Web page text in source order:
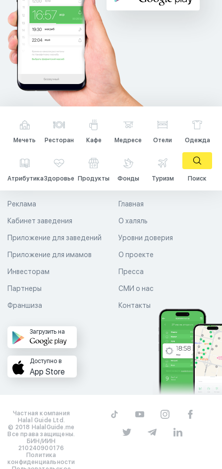
Мечеть Ресторан Кафе Медресе Отели Одежда
АтрибутикаЗдоровье Продукты Фонды Туризм Поиск
Главная
О халяль
Уровни доверия
Реклама
Кабинет заведения
Приложение для заведений
Приложение для имамов О проекте
Пресса
СМИ о нас
Контакты
Инвесторам
Партнеры
Франшиза
Загрузить на
Доступно в
App Store
Частная компания
Halal Guide Ltd.
© 2018 HalalGuide.me
Все права защищены.
БИН/ИИН
210240900176
Политика
конфиденциальности